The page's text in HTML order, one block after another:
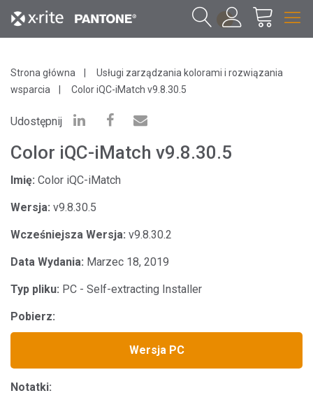
1
Strona główna
Usługi zarządzania kolorami i rozwiązania
wsparcia
Color iQC-iMatch v9.8.30.5
Udostępnij
Color iQC-iMatch v9.8.30.5
Imię: Color iQC-iMatch
Wersja: v9.8.30.5
Wcześniejsza Wersja: v9.8.30.2
Data Wydania: Marzec 18, 2019
Typ pliku: PC - Self-extracting Installer
Pobierz:
Wersja PC
Notatki: